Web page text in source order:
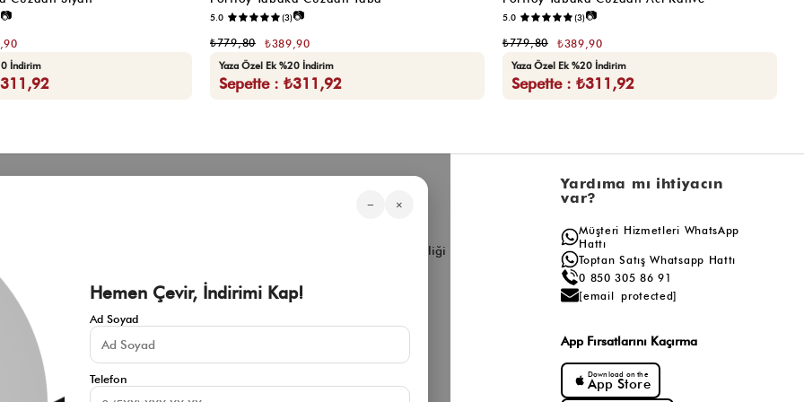
📷
İndirim
5.0 (3)📷
₺389,90
₺779,80
Yaza Özel Ek %20 İndirim
Sepette : ₺311,92
5.0 (3)📷
₺389,90
₺779,80
Yaza Özel Ek %20 İndirim
Sepette : ₺311,92
Müşteri Hizmetleri
Çerez Politikası
İade ve Değişim Şartları
Mesafeli Satış Sözleşmesi
Gizlilik Politikası
Kurumsal
İnfluencer İş Birliği
Yardıma mı ihtiyacın
var?
Müşteri Hizmetleri WhatsApp
Hattı
Toptan Satış Whatsapp Hattı
0 850 305 86 91
[email protected]
App Fırsatlarını Kaçırma
Download on the
App Store
− ×
Hemen Çevir, İndirimi Kap!
Ad Soyad
Telefon